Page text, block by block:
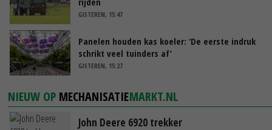
GISTEREN, 15:47
Panelen houden kas koeler: ‘De eerste indruk
schrikt veel tuinders af’
GISTEREN, 15:27
NIEUW OP MECHANISATIEMARKT.NL
John Deere 6920 trekker